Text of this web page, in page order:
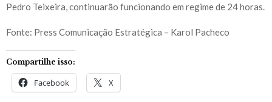
Pedro Teixeira, continuarão funcionando em regime de 24 horas.
Fonte: Press Comunicação Estratégica – Karol Pacheco
Compartilhe isso:
Facebook X